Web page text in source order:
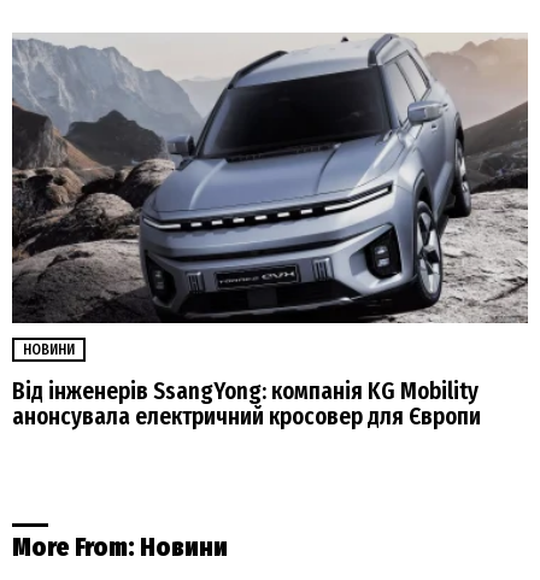
НОВИНИ
Від інженерів SsangYong: компанія KG Mobility
анонсувала електричний кросовер для Європи
More From: Новини